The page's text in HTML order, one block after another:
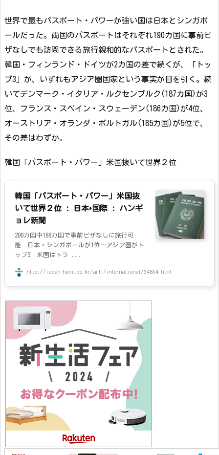
世界で最もパスポート・パワーが強い国は日本とシンガポ
ールだった。両国のパスポートはそれぞれ190カ国に事前ビ
ザなしでも訪問できる旅行親和的なパスポートとされた。
韓国・フィンランド・ドイツが2カ国の差で続くが、「トッ
プ3」が、いずれもアジア圏国家という事実が目を引く。続
いてデンマーク・イタリア・ルクセンブルク(187カ国)が3
位、フランス・スペイン・スウェーデン(186カ国)が4位、
オーストリア・オランダ・ポルトガル(185カ国)が5位で、
その差はわずか。
韓国「パスポート・パワー」米国抜いて世界２位
韓国「パスポート・パワー」米国抜
いて世界２位 : 日本•国際 : ハンギ
ョレ新聞
200カ国中188カ国で事前ビザなしに旅行可
能 日本・シンガポールが1位…アジア圏がト
ップ3 米国はトラ ...
http://japan.hani.co.kr/arti/international/34854.html